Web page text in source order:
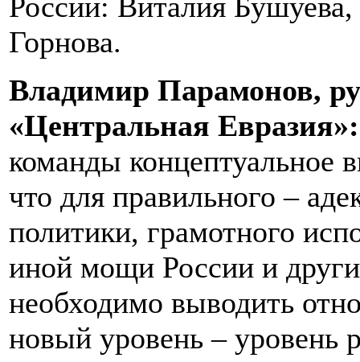
Горнова.
Владимир Парамонов,
«Центральная
команды концептуальное
что для правильного –
политики, грамотного
иной мощи России и
необходимо выводить
новый уровень – уровень